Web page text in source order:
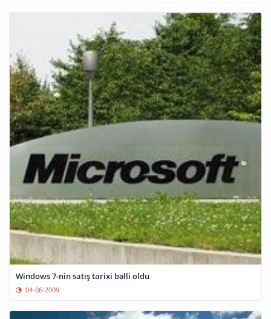
Windows 7-nin satış tarixi bəlli oldu
04-06-2009